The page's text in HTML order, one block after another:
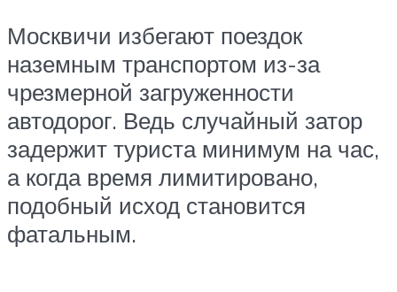
Москвичи избегают поездок
наземным транспортом из-за
чрезмерной загруженности
автодорог. Ведь случайный затор
задержит туриста минимум на час,
а когда время лимитировано,
подобный исход становится
фатальным.